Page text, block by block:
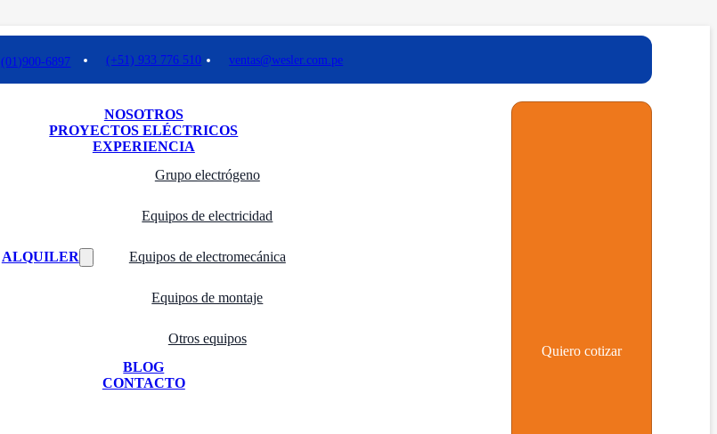
(01)900-6897 (+51) 933 776 510 ventas@wesler.com.pe
NOSOTROS
PROYECTOS ELÉCTRICOS
EXPERIENCIA
ALQUILER
Grupo electrógeno
Equipos de electricidad
Equipos de electromecánica
Equipos de montaje
Otros equipos
BLOG
CONTACTO
Quiero cotizar